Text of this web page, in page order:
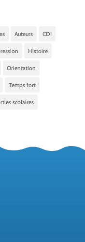
Auteurs CDI
Histoire
Orientation
Temps fort
scolaires